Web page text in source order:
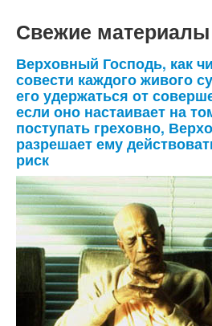
Свежие материалы
Верховный Господь, как
совести каждого живого
его удержаться от
если оно настаивает на
поступать греховно,
разрешает ему
риск